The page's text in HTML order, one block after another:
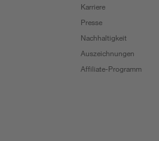
Karriere
Presse
Nachhaltigkeit
Auszeichnungen
Affiliate-Programm